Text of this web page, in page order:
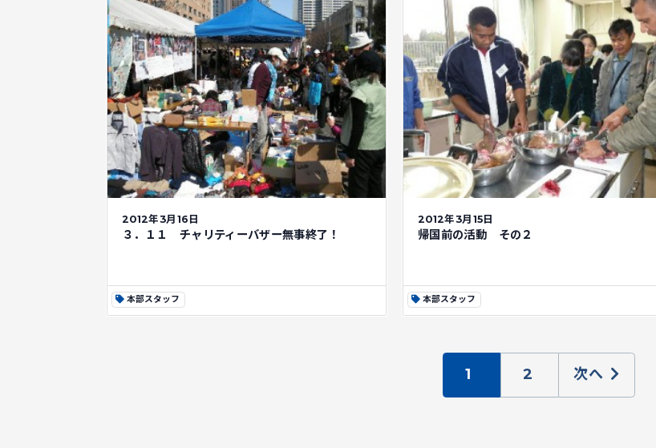
2012年3月16日
３．１１ チャリティーバザー無事終了！
本部スタッフ
2012年3月15日
帰国前の活動 その２
本部スタッフ
1 2 次へ